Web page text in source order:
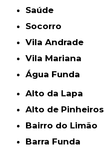
Saúde
Socorro
Vila Andrade
Vila Mariana
Água Funda
Alto da Lapa
Alto de Pinheiros
Bairro do Limão
Barra Funda